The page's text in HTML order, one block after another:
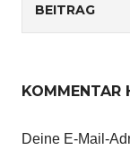
BEITRAG
KOMMENTAR
Deine E-Mail-